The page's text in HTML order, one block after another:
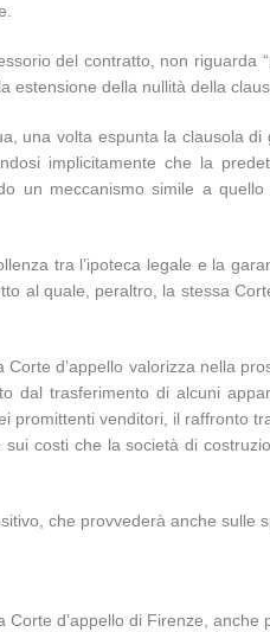
del contratto, non riguarda
della nullità della
una volta espunta la clausola
implicitamente che la
un meccanismo simile a
tra l’ipoteca legale e la
al quale, peraltro, la stessa
d’appello valorizza nella
dal trasferimento di alcuni
venditori, il raffronto
costi che la società di
che provvederà anche sulle
d’appello di Firenze, anche